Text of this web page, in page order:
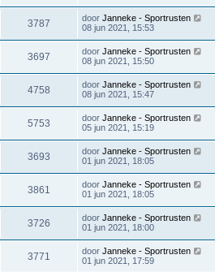
3787 door Janneke - Sportrusten
08 jun 2021, 15:53
3697 door Janneke - Sportrusten
08 jun 2021, 15:50
4758 door Janneke - Sportrusten
08 jun 2021, 15:47
5753 door Janneke - Sportrusten
05 jun 2021, 15:19
3693 door Janneke - Sportrusten
01 jun 2021, 18:05
3861 door Janneke - Sportrusten
01 jun 2021, 18:05
3726 door Janneke - Sportrusten
01 jun 2021, 18:00
3771 door Janneke - Sportrusten
01 jun 2021, 17:59